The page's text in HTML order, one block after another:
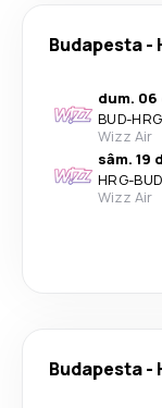
Budapesta-
dum. 06
BUD-HRG
Wizz Air
sâm. 19
HRG-BUD
Wizz Air
Budapesta-